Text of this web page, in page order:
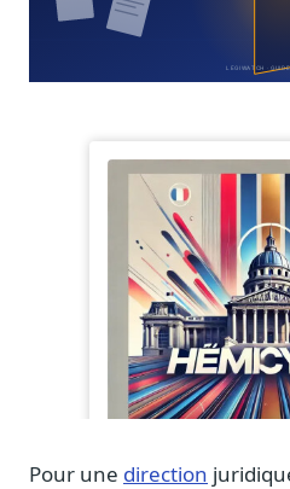
Affaires réglementaires
JO, décrets, conseil des
Fédérations & plaidoyer
ONG, syndicats, ordres,
Parlementaires
Préparez vos interventions et
Journalistes
Veille en temps réel, embeds
Données exhaustives pour vos
Pour une direction